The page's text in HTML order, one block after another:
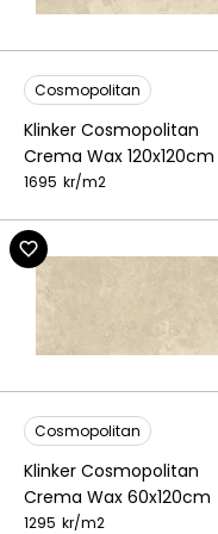
Cosmopolitan
Klinker Cosmopolitan
Crema Wax 120x120cm
1695 kr/m2
Cosmopolitan
Klinker Cosmopolitan
Crema Wax 60x120cm
1295 kr/m2